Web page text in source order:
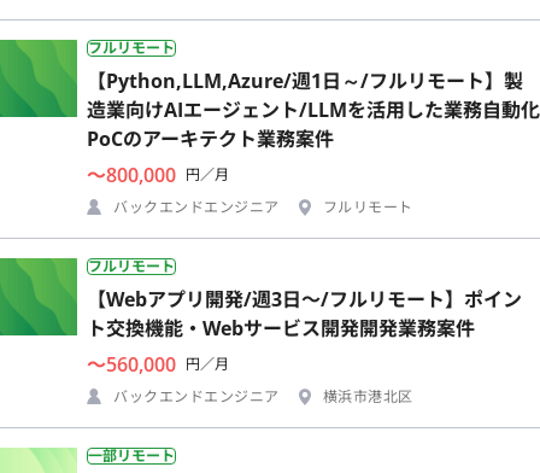
フルリモート
【Python,LLM,Azure/週1日～/フルリモート】製
造業向けAIエージェント/LLMを活用した業務自動化
PoCのアーキテクト業務案件
〜800,000 円／月
バックエンドエンジニア
フルリモート
フルリモート
【Webアプリ開発/週3日〜/フルリモート】ポイン
ト交換機能・Webサービス開発開発業務案件
〜560,000 円／月
バックエンドエンジニア
横浜市港北区
一部リモート